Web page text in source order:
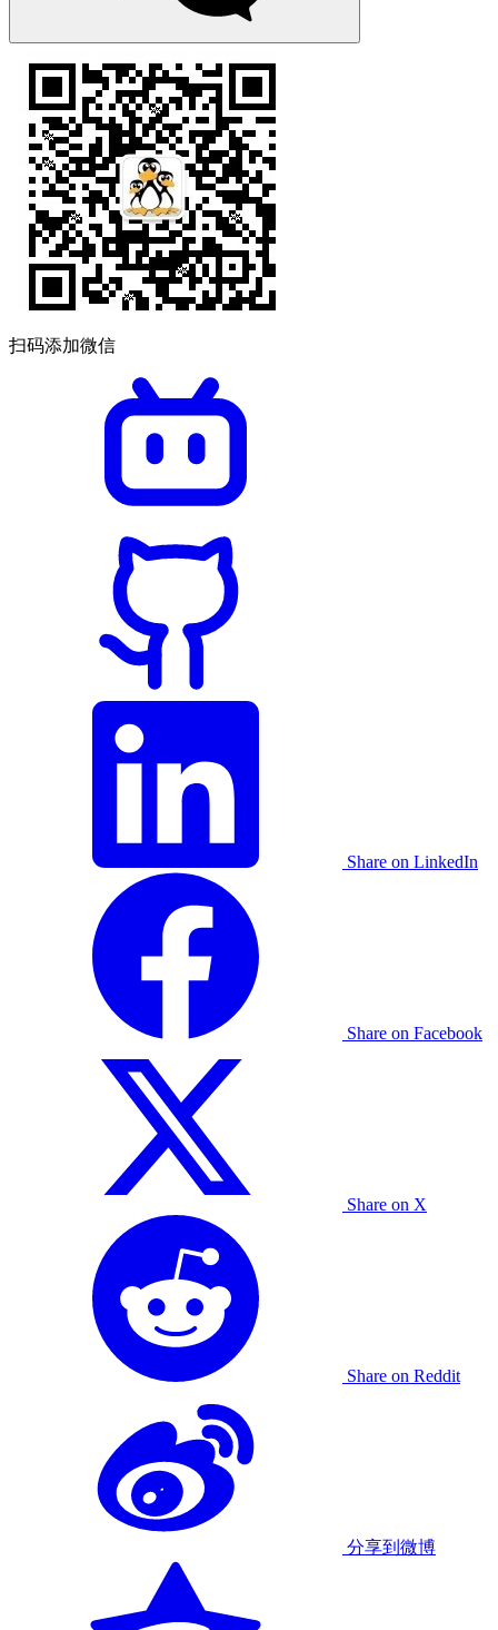
扫码添加微信
Share on LinkedIn
Share on Facebook
Share on X
Share on Reddit
分享到微博